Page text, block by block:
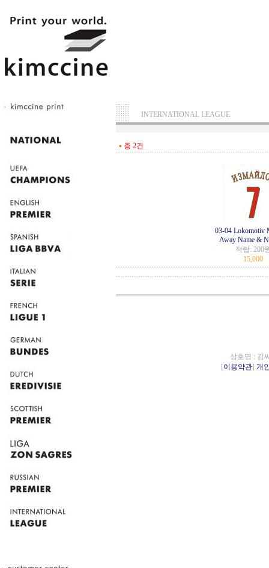
INTERNATIONAL LEAGUE
총 2건
03-04 Lokomotiv
Away Name &
적립: 200
15,000
상호명 : 김
[이용약관] 개